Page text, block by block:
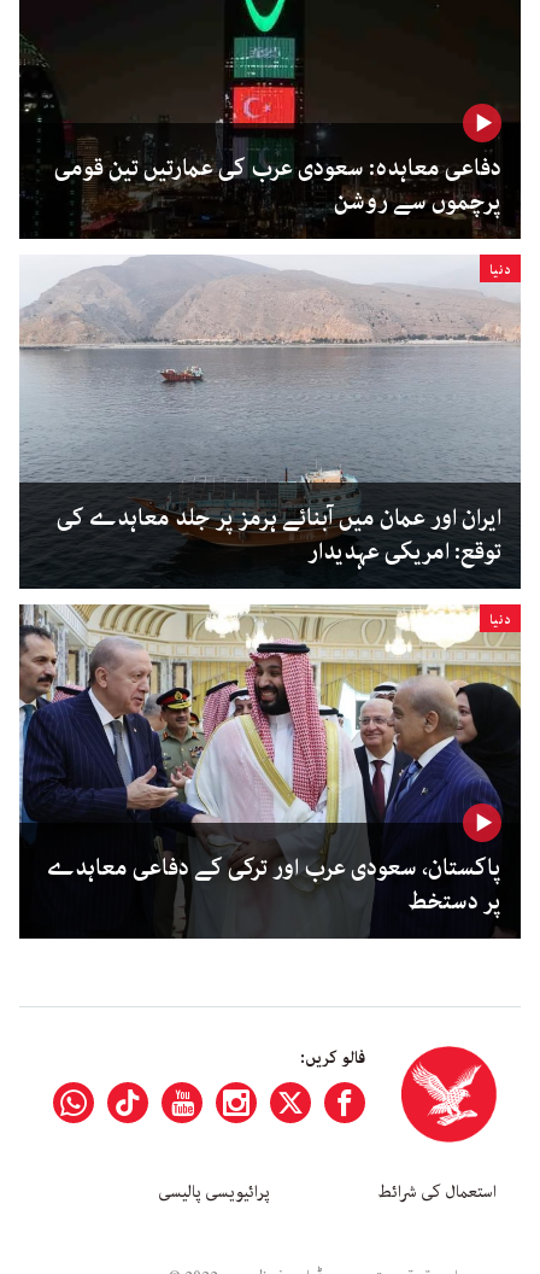
دفاعی معاہدہ: سعودی عرب کی عمارتیں تین قومی
پرچموں سے روشن
دنیا
ایران اور عمان میں آبنائے ہرمز پر جلد معاہدے کی
توقع: امریکی عہدیدار
دنیا
پاکستان، سعودی عرب اور ترکی کے دفاعی معاہدے
پر دستخط
فالو کریں:
استعمال کی شرائط پرائیویسی پالیسی